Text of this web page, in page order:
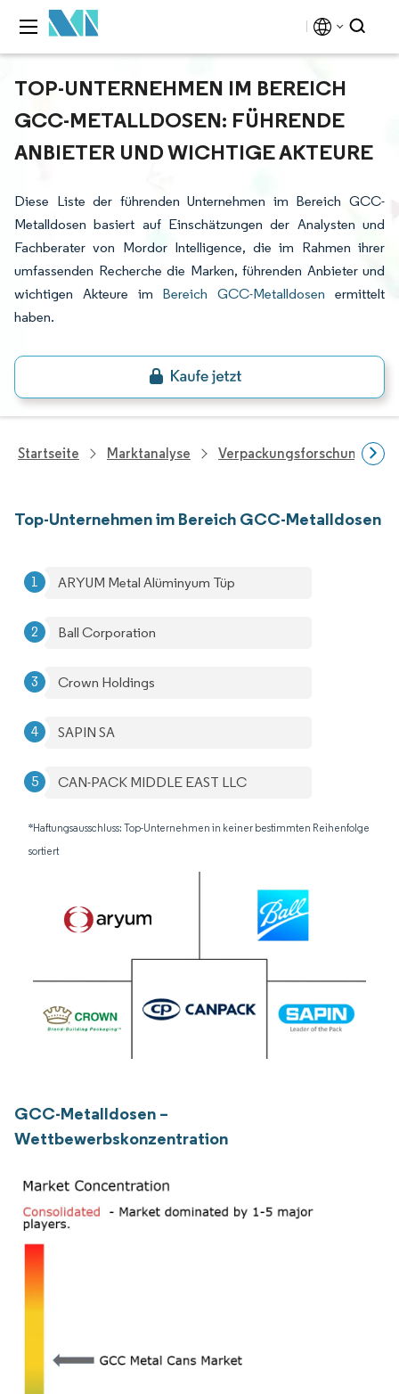
TOP-UNTERNEHMEN IM BEREICH
GCC-METALLDOSEN: FÜHRENDE
ANBIETER UND WICHTIGE AKTEURE
Diese Liste der führenden Unternehmen im Bereich GCC-
Metalldosen basiert auf Einschätzungen der Analysten und
Fachberater von Mordor Intelligence, die im Rahmen ihrer
umfassenden Recherche die Marken, führenden Anbieter und
wichtigen Akteure im Bereich GCC-Metalldosen ermittelt
haben.
Startseite Marktanalyse Verpackungsforschung
Top-Unternehmen im Bereich GCC-Metalldosen
ARYUM Metal Alüminyum Tüp
Ball Corporation
Crown Holdings
SAPIN SA
CAN-PACK MIDDLE EAST LLC
*Haftungsausschluss: Top-Unternehmen in keiner bestimmten Reihenfolge
sortiert
GCC-Metalldosen –
Wettbewerbskonzentration